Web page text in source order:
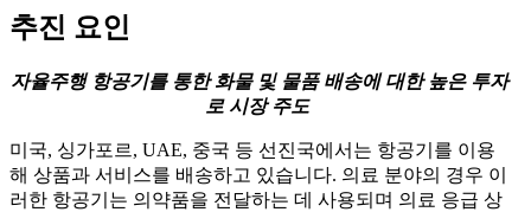
추진 요인
자율주행 항공기를 통한 화물 및 물품 배송에 대한 높은 투자
로 시장 주도
미국, 싱가포르, UAE, 중국 등 선진국에서는 항공기를 이용
해 상품과 서비스를 배송하고 있습니다. 의료 분야의 경우 이
러한 항공기는 의약품을 전달하는 데 사용되며 의료 응급 상